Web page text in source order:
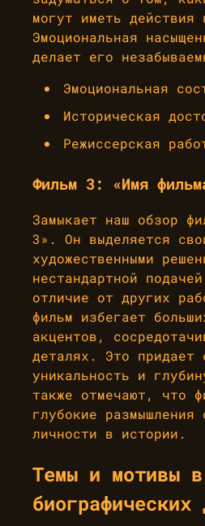
могут иметь действия
Эмоциональная
делает его
Эмоциональная
Историческая
Режиссерская
Фильм 3: «Имя
Замыкает наш обзор
3». Он выделяется
художественными
нестандартной
отличие от других
фильм избегает
акцентов,
деталях. Это придает
уникальность и
также отмечают, что
глубокие размышления
личности в истории.
Темы и мотивы в
биографических